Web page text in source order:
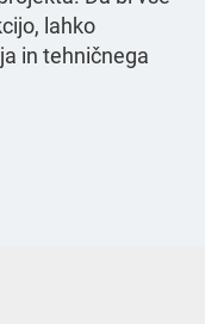
lahko
in tehničnega